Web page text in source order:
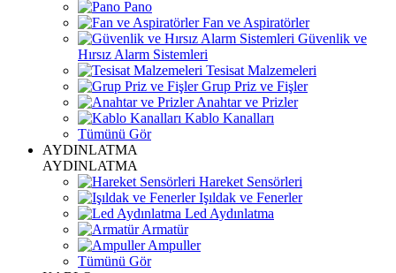
Pano
Fan ve Aspiratörler
Güvenlik ve
Hırsız Alarm Sistemleri
Tesisat Malzemeleri
Grup Priz ve Fişler
Anahtar ve Prizler
Kablo Kanalları
Tümünü Gör
AYDINLATMA
AYDINLATMA
Hareket Sensörleri
Işıldak ve Fenerler
Led Aydınlatma
Armatür
Ampuller
Tümünü Gör